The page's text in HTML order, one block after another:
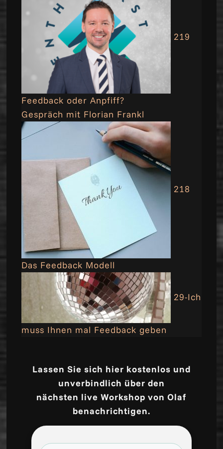
219
Feedback oder Anpfiff?
Gespräch mit Florian Frankl
218
Das Feedback Modell
29-Ich
muss Ihnen mal Feedback geben
Lassen Sie sich hier kostenlos und
unverbindlich über den
nächsten live Workshop von Olaf
benachrichtigen.